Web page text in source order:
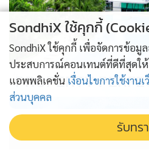
PROPERTY
SondhiX ใช้คุกกี้
SondhiX ใช้คุกกี้ เพื่อจัดการข้อ
ประสบการณ์คอนเทนต์ที่ดีที่สุดใ
แอพพลิเคชั่น เงื่อนไขการใช้งาน
ส่วนบุคคล
รับทร